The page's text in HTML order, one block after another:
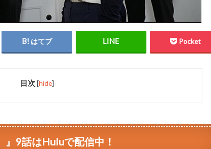
はてブ Pocket
目次 [hide]
』9話はHuluで配信中！